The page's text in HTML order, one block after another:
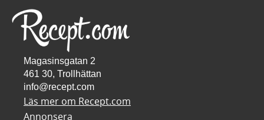
Magasinsgatan 2
461 30, Trollhättan
info@recept.com
Läs mer om Recept.com
Annonsera